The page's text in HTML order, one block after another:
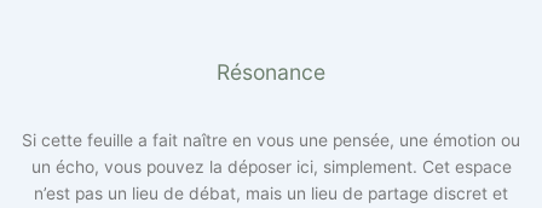
Résonance
Si cette feuille a fait naître en vous une pensée, une émotion ou
un écho, vous pouvez la déposer ici, simplement. Cet espace
n’est pas un lieu de débat, mais un lieu de partage discret et